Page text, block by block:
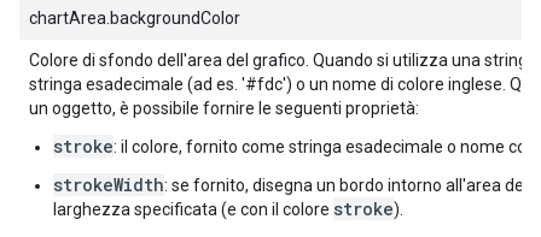
chartArea.backgroundColor
Colore di sfondo dell'area del grafico. Quando si utilizza una
stringa esadecimale (ad es. '#fdc') o un nome di colore inglese.
un oggetto, è possibile fornire le seguenti proprietà:
stroke: il colore, fornito come stringa esadecimale o nome
strokeWidth: se fornito, disegna un bordo intorno all'area del
larghezza specificata (e con il colore stroke).